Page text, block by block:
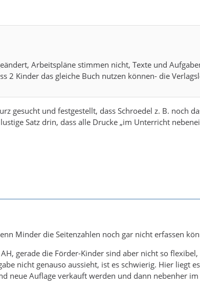
Arbeitspläne stimmen nicht, Texte und
2 Kinder das gleiche Buch nutzen können- die
gesucht und festgestellt, dass Schroedel z. B. noch
Satz drin, dass alle Drucke „im Unterricht
Minder die Seitenzahlen noch gar nicht erfassen
gerade die Förder-Kinder sind aber nicht so
nicht genauso aussieht, ist es schwierig. Hier liegt
neue Auflage verkauft werden und dann nebenher